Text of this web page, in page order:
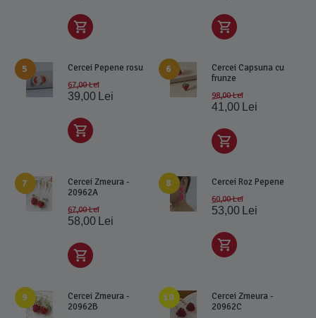
5 Cercei Pepene rosu
67,00 Lei
39,00 Lei
6
Cercei Capsuna cu
frunze
98,00 Lei
41,00 Lei
7
Cercei Zmeura -
20962A
67,00 Lei
58,00 Lei
8 Cercei Roz Pepene
60,00 Lei
53,00 Lei
9
Cercei Zmeura -
20962B
10
Cercei Zmeura -
20962C